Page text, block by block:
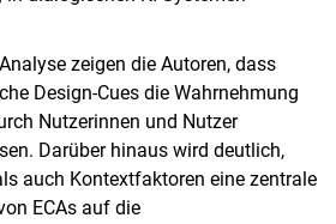
zeigen die Autoren, dass
Design-Cues die Wahrnehmung
Nutzerinnen und Nutzer
Darüber hinaus wird deutlich,
auch Kontextfaktoren eine zentrale
ECAs auf die